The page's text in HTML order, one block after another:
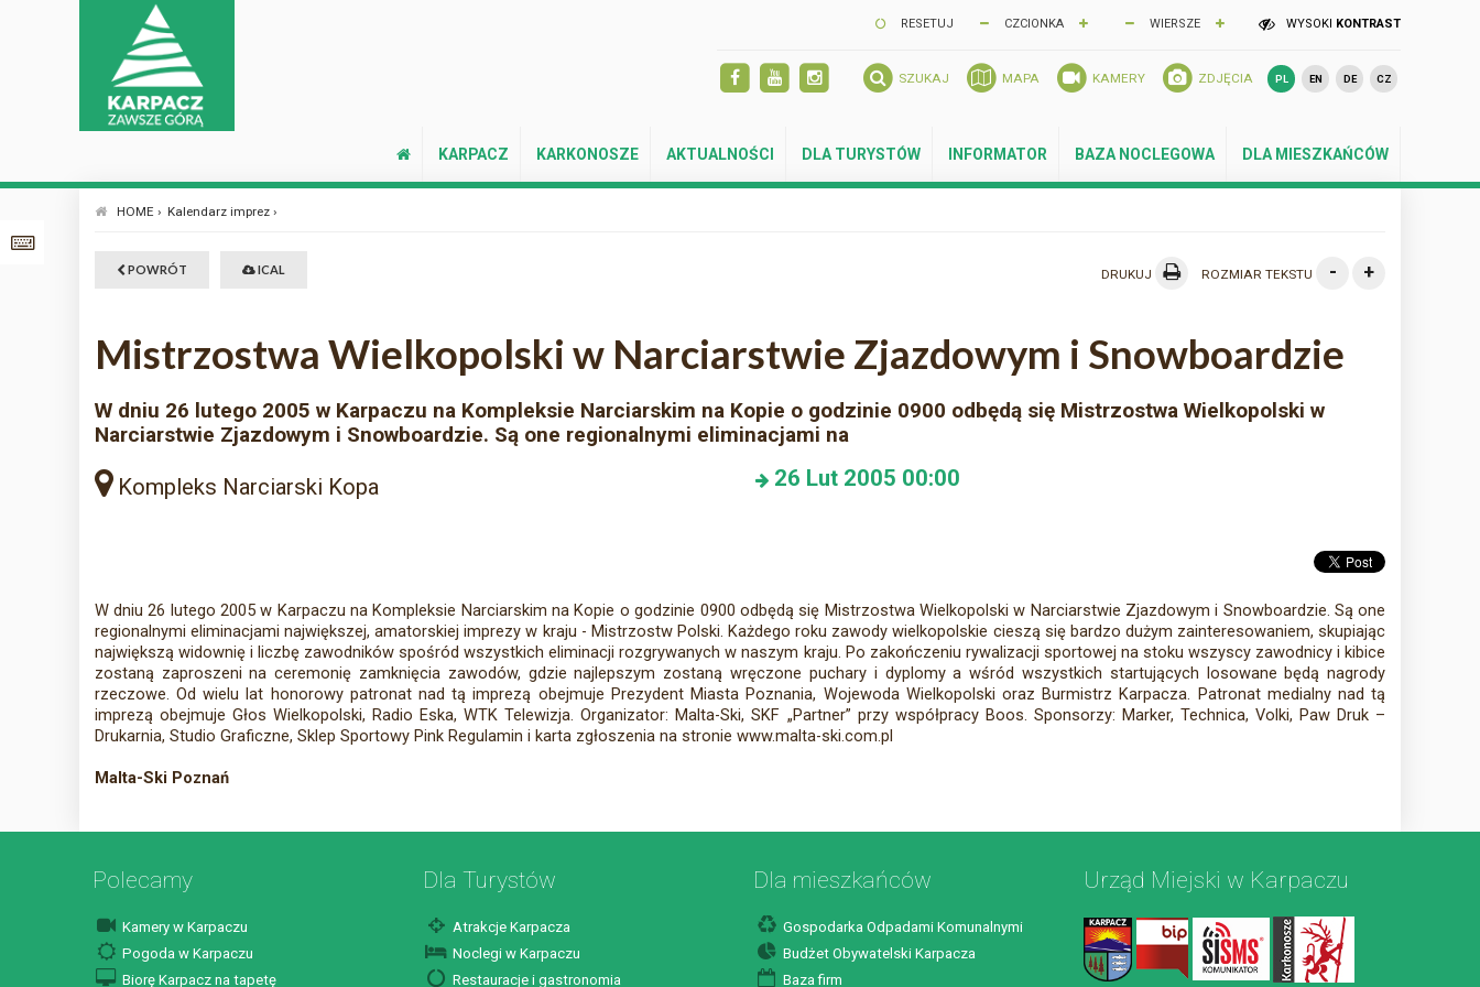
RESETUJ CZCIONKA WIERSZE WYSOKI KONTRAST
SZUKAJ MAPA KAMERY ZDJĘCIA PL EN DE CZ
KARPACZ KARKONOSZE AKTUALNOŚCI DLA TURYSTÓW INFORMATOR BAZA NOCLEGOWA DLA MIESZKAŃCÓW
HOME › Kalendarz imprez ›
POWRÓT ICAL DRUKUJ ROZMIAR TEKSTU - +
Mistrzostwa Wielkopolski w Narciarstwie Zjazdowym i Snowboardzie
W dniu 26 lutego 2005 w Karpaczu na Kompleksie Narciarskim na Kopie o godzinie 0900 odbędą się Mistrzostwa Wielkopolski w
Narciarstwie Zjazdowym i Snowboardzie. Są one regionalnymi eliminacjami na
Kompleks Narciarski Kopa 26 Lut 2005 00:00
W dniu 26 lutego 2005 w Karpaczu na Kompleksie Narciarskim na Kopie o godzinie 0900 odbędą się Mistrzostwa Wielkopolski w Narciarstwie Zjazdowym i Snowboardzie. Są one
regionalnymi eliminacjami największej, amatorskiej imprezy w kraju - Mistrzostw Polski. Każdego roku zawody wielkopolskie cieszą się bardzo dużym zainteresowaniem, skupiając
największą widownię i liczbę zawodników spośród wszystkich eliminacji rozgrywanych w naszym kraju. Po zakończeniu rywalizacji sportowej na stoku wszyscy zawodnicy i kibice
zostaną zaproszeni na ceremonię zamknięcia zawodów, gdzie najlepszym zostaną wręczone puchary i dyplomy a wśród wszystkich startujących losowane będą nagrody
rzeczowe. Od wielu lat honorowy patronat nad tą imprezą obejmuje Prezydent Miasta Poznania, Wojewoda Wielkopolski oraz Burmistrz Karpacza. Patronat medialny nad tą
imprezą obejmuje Głos Wielkopolski, Radio Eska, WTK Telewizja. Organizator: Malta-Ski, SKF „Partner” przy współpracy Boos. Sponsorzy: Marker, Technica, Volki, Paw Druk –
Drukarnia, Studio Graficzne, Sklep Sportowy Pink Regulamin i karta zgłoszenia na stronie www.malta-ski.com.pl
Malta-Ski Poznań
Polecamy
Kamery w Karpaczu
Pogoda w Karpaczu
Biorę Karpacz na tapetę
Dla Turystów
Atrakcje Karpacza
Noclegi w Karpaczu
Restauracje i gastronomia
Dla mieszkańców
Gospodarka Odpadami Komunalnymi
Budżet Obywatelski Karpacza
Baza firm
Urząd Miejski w Karpaczu